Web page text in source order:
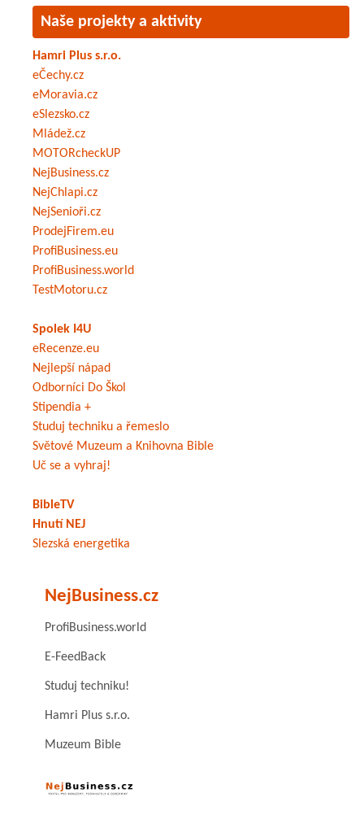
Naše projekty a aktivity
Hamri Plus s.r.o.
eČechy.cz
eMoravia.cz
eSlezsko.cz
Mládež.cz
MOTORcheckUP
NejBusiness.cz
NejChlapi.cz
NejSenioři.cz
ProdejFirem.eu
ProfiBusiness.eu
ProfiBusiness.world
TestMotoru.cz
Spolek I4U
eRecenze.eu
Nejlepší nápad
Odborníci Do Škol
Stipendia +
Studuj techniku a řemeslo
Světové Muzeum a Knihovna Bible
Uč se a vyhraj!
BibleTV
Hnutí NEJ
Slezská energetika
NejBusiness.cz
ProfiBusiness.world
E-FeedBack
Studuj techniku!
Hamri Plus s.r.o.
Muzeum Bible